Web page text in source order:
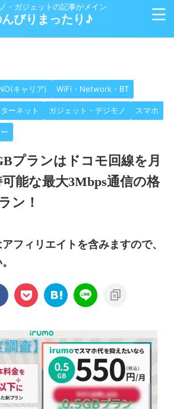
・ガジェットの記事がメイン
びりまったり♪
キャリア) WiFi・Network・BT
ーネット ガジェット・デジモノ スマホ
プランはドコモ回線を月
能な最大3Mbps通信の格
ン！
フィリエイトを含みますので、